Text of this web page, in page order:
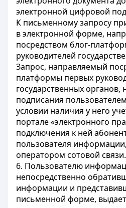
электронной цифровой
К письменному запросу
в электронной форме,
посредством блог-
руководителей
Запрос, направляемый
платформы первых
государственных органов,
подписания
условии наличия у него
портале «электронного
подключения к ней
пользователя
оператором сотовой связи.
6. Пользователю
непосредственно
информации и
письменной форме,